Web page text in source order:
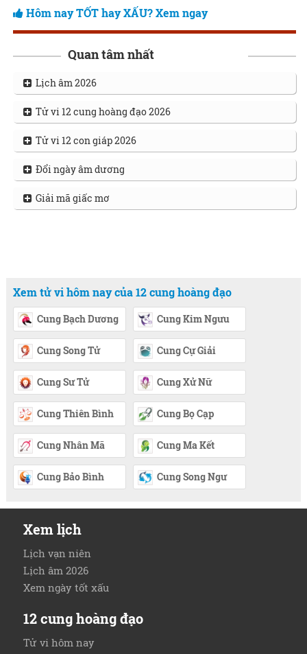
Hôm nay TỐT hay XẤU? Xem ngay
Quan tâm nhất
Lịch âm 2026
Tử vi 12 cung hoàng đạo 2026
Tử vi 12 con giáp 2026
Đổi ngày âm dương
Giải mã giấc mơ
Xem tử vi hôm nay của 12 cung hoàng đạo
Cung Bạch Dương Cung Kim Ngưu
Cung Song Tử Cung Cự Giải
Cung Sư Tử Cung Xử Nữ
Cung Thiên Bình Cung Bọ Cạp
Cung Nhân Mã Cung Ma Kết
Cung Bảo Bình Cung Song Ngư
Xem lịch
Lịch vạn niên
Lịch âm 2026
Xem ngày tốt xấu
12 cung hoàng đạo
Tử vi hôm nay